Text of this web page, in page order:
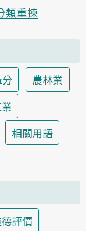
類重揀
農林業
相關用語
評價